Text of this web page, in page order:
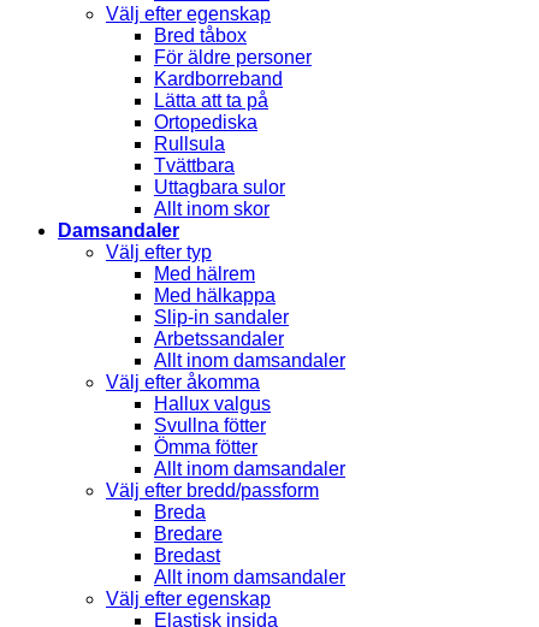
Välj efter egenskap
Bred tåbox
För äldre personer
Kardborreband
Lätta att ta på
Ortopediska
Rullsula
Tvättbara
Uttagbara sulor
Allt inom skor
Damsandaler
Välj efter typ
Med hälrem
Med hälkappa
Slip-in sandaler
Arbetssandaler
Allt inom damsandaler
Välj efter åkomma
Hallux valgus
Svullna fötter
Ömma fötter
Allt inom damsandaler
Välj efter bredd/passform
Breda
Bredare
Bredast
Allt inom damsandaler
Välj efter egenskap
Elastisk insida